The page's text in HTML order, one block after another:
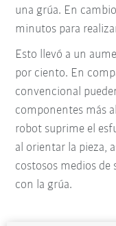
una grúa. En
minutos para
Esto llevó a un
por ciento. En
convencional
componentes más
robot suprime el
al orientar la pieza,
costosos medios de
con la grúa.